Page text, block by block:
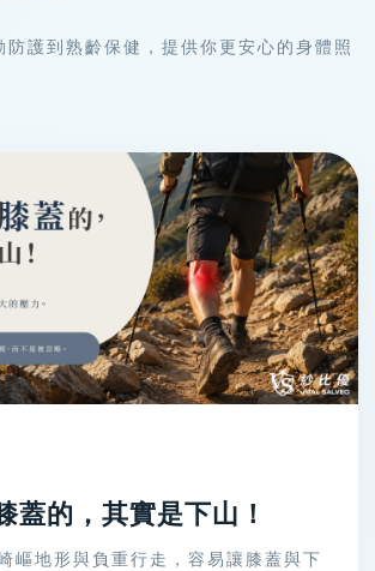
防護到熟齡保健，提供你更安心的身體照
蓋的，其實是下山！
嶇地形與負重行走，容易讓膝蓋與下